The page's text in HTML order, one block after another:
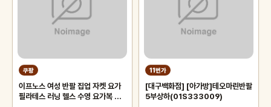
쿠팡
이프노스 여성 반팔 집업 자켓 요가
필라테스 러닝 헬스 수영 요가복 비
11번가
[대구백화점] [아가방]테오마린반팔
5부상하(01S333009)